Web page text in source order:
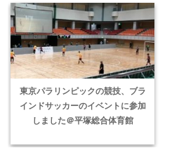
東京パラリンピックの競技、ブラ
インドサッカーのイベントに参加
しました＠平塚総合体育館